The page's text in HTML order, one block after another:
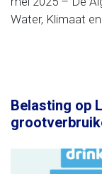
Water, Klimaat
Belasting op